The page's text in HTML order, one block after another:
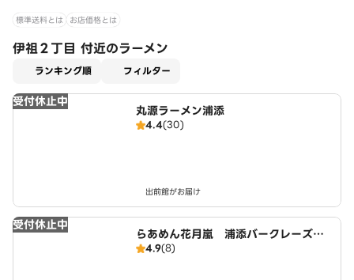
標準送料とは お店価格とは
伊祖２丁目 付近のラーメン
ランキング順 フィルター
受付休止中
丸源ラーメン浦添
4.4(30)
出前館がお届け
受付休止中
らあめん花月嵐 浦添バークレーズコ
ート店（内間エリア）
4.9(8)